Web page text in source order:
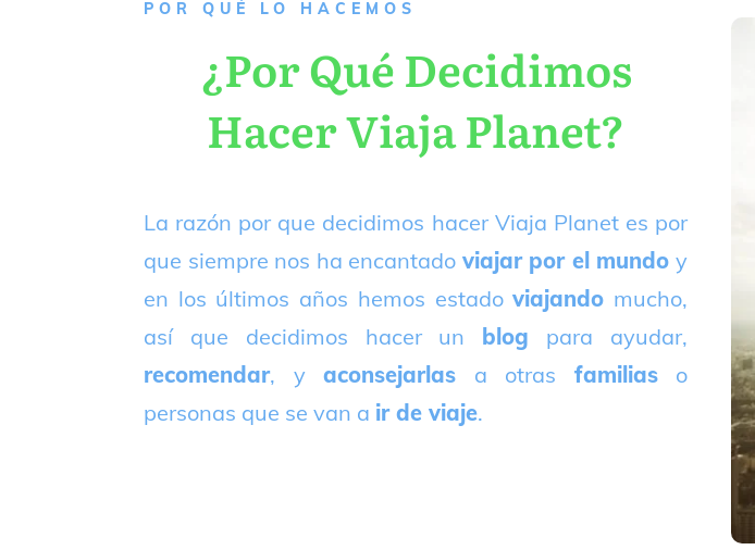
P OR QUÉ LO HACEMOS
¿Por Qué Decidimos
Hacer Viaja Planet?
La razón por que decidimos hacer Viaja Planet es por
que siempre nos ha encantado viajar por el mundo y
en los últimos años hemos estadoviajando mucho,
así que decidimos hacer un blog para ayudar,
recomendar, y aconsejarlas a otras familiaso
personas que se van a ir de viaje.